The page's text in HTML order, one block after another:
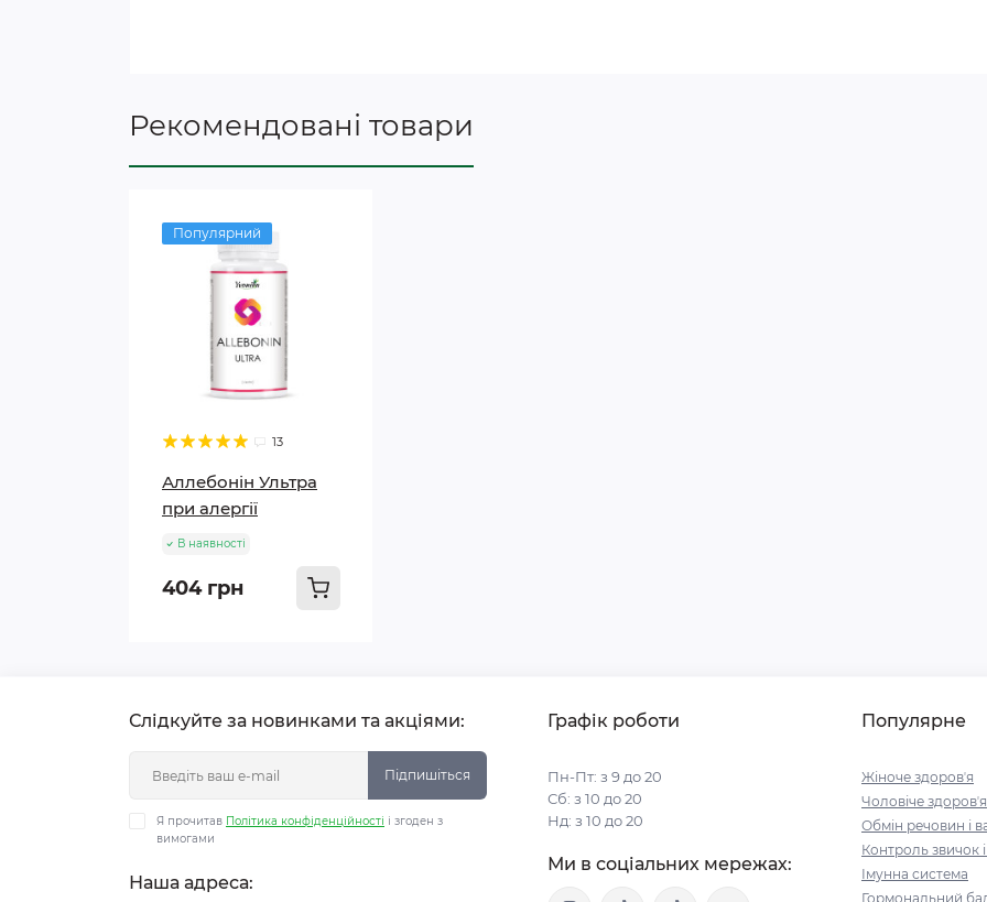
Рекомендовані товари
Популярний
13
Аллебонін Ультра
при алергії
В наявності
404 грн
Слідкуйте за новинками та акціями:
Підпишіться
Я прочитав Політика конфіденційності і згоден з
вимогами
Наша адреса:
Графік роботи
Пн-Пт: з 9 до 20
Сб: з 10 до 20
Нд: з 10 до 20
Ми в соціальних мережах:
Популярне
Жіноче здоровʼя
Чоловіче здоровʼя
Обмін речовин і
Контроль звичок
Імунна система
Гормональний